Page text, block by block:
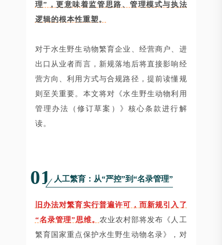
理”，更意味着监管思路、管理模式与执法
逻辑的根本性重塑。
对于水生野生动物繁育企业、经营商户、进
出口从业者而言，新规落地后将直接影响经
营方向、利用方式与合规路径，提前读懂规
则至关重要。本文将对《水生野生动物利用
管理办法（修订草案）》核心条款进行解
读。
01 人工繁育：从“严控”到“名录管理”
旧办法对繁育实行普遍许可，而新规引入了
“名录管理”思维。 农业农村部将发布《人工
繁育国家重点保护水生野生动物名录》，对